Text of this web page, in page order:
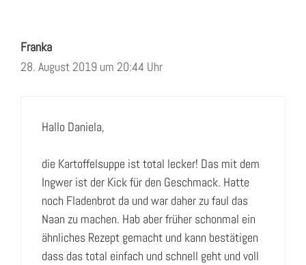
Franka
28. August 2019 um 20:44 Uhr
Hallo Daniela,
die Kartoffelsuppe ist total lecker! Das mit dem
Ingwer ist der Kick für den Geschmack. Hatte
noch Fladenbrot da und war daher zu faul das
Naan zu machen. Hab aber früher schonmal ein
ähnliches Rezept gemacht und kann bestätigen
dass das total einfach und schnell geht und voll